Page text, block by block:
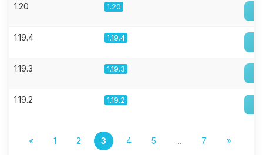
1.20 1.20
1.19.4 1.19.4
1.19.3 1.19.3
1.19.2 1.19.2
« 1 2 3 4 5 ... 7 »